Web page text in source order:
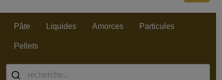
Pâte Liquides Amorces Particules
Pellets